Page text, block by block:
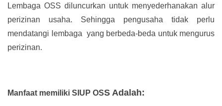
Lembaga OSS diluncurkan untuk menyederhanakan alur
perizinan usaha. Sehingga pengusaha tidak perlu
mendatangi lembaga yang berbeda-beda untuk mengurus
perizinan.
Manfaat memiliki SIUP OSS Adalah: